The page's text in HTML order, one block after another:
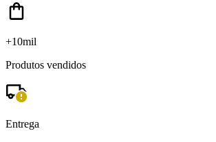
+10mil
Produtos vendidos
Entrega